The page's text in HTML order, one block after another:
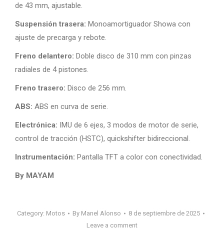
de 43 mm, ajustable.
Suspensión trasera: Monoamortiguador Showa con
ajuste de precarga y rebote.
Freno delantero: Doble disco de 310 mm con pinzas
radiales de 4 pistones.
Freno trasero: Disco de 256 mm.
ABS: ABS en curva de serie.
Electrónica: IMU de 6 ejes, 3 modos de motor de serie,
control de tracción (HSTC), quickshifter bidireccional.
Instrumentación: Pantalla TFT a color con conectividad.
By MAYAM
Category: Motos By Manel Alonso
8 de septiembre de 2025
Leave a comment